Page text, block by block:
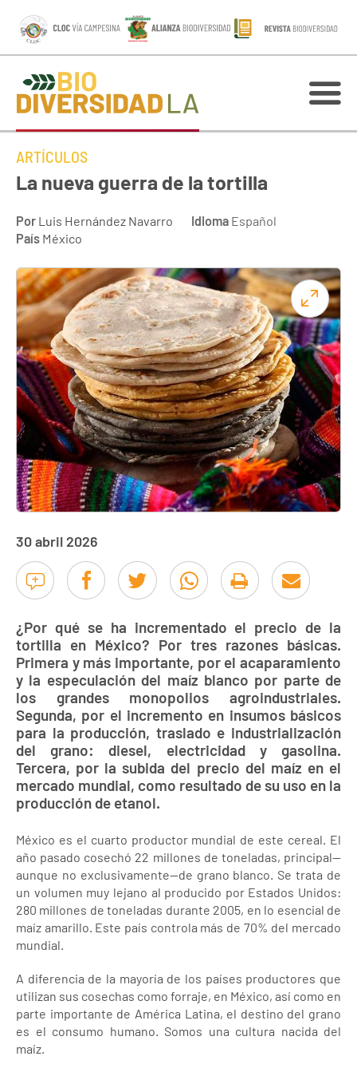
ARTÍCULOS
La nueva guerra de la tortilla
Por Luis Hernández Navarro Idioma Español
País México
30 abril 2026
¿Por qué se ha incrementado el precio de la
tortilla en México? Por tres razones básicas.
Primera y más importante, por el acaparamiento
y la especulación del maíz blanco por parte de
los grandes monopolios agroindustriales.
Segunda, por el incremento en insumos básicos
para la producción, traslado e industrialización
del grano: diesel, electricidad y gasolina.
Tercera, por la subida del precio del maíz en el
mercado mundial, como resultado de su uso en la
producción de etanol.
México es el cuarto productor mundial de este cereal. El
año pasado cosechó 22 millones de toneladas, principal—
aunque no exclusivamente—de grano blanco. Se trata de
un volumen muy lejano al producido por Estados Unidos:
280 millones de toneladas durante 2005, en lo esencial de
maíz amarillo. Este país controla más de 70% del mercado
mundial.
A diferencia de la mayoría de los países productores que
utilizan sus cosechas como forraje, en México, así como en
parte importante de América Latina, el destino del grano
es el consumo humano. Somos una cultura nacida del
maíz.